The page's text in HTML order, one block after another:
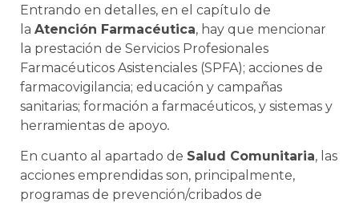
Entrando en detalles, en el capítulo de
la Atención Farmacéutica, hay que mencionar
la prestación de Servicios Profesionales
Farmacéuticos Asistenciales (SPFA); acciones de
farmacovigilancia; educación y campañas
sanitarias; formación a farmacéuticos, y sistemas y
herramientas de apoyo.
En cuanto al apartado de Salud Comunitaria, las
acciones emprendidas son, principalmente,
programas de prevención/cribados de